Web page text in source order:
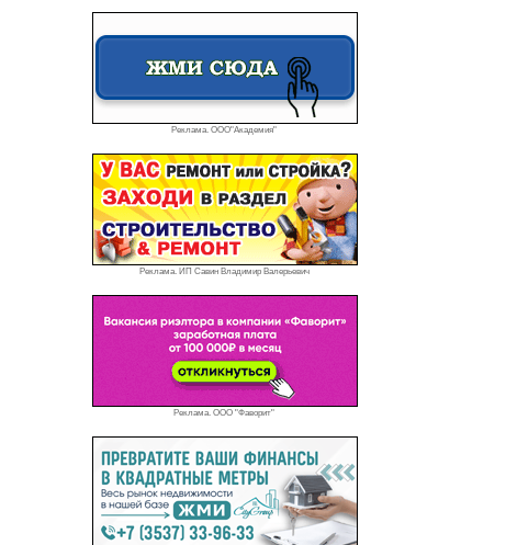
Реклама. ООО"Академия"
Реклама. ИП Савин Владимир Валерьевич
Реклама. ООО "Фаворит"